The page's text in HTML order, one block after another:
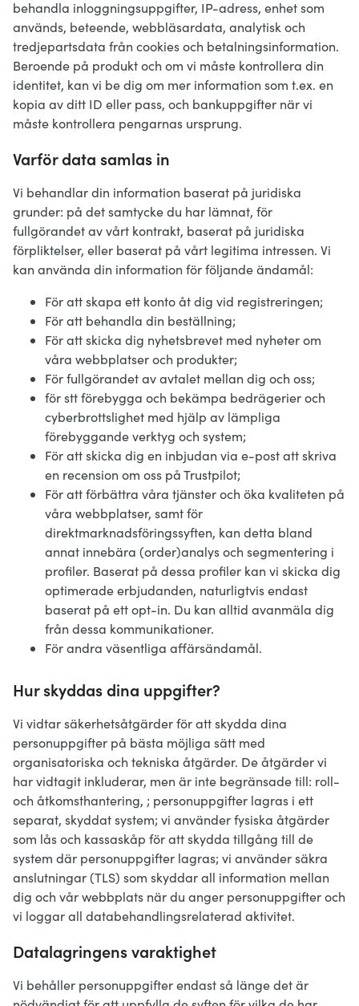
behandla inloggningsuppgifter, IP-adress, enhet som
används, beteende, webbläsardata, analytisk och
tredjepartsdata från cookies och betalningsinformation.
Beroende på produkt och om vi måste kontrollera din
identitet, kan vi be dig om mer information som t.ex. en
kopia av ditt ID eller pass, och bankuppgifter när vi
måste kontrollera pengarnas ursprung.
Varför data samlas in
Vi behandlar din information baserat på juridiska
grunder: på det samtycke du har lämnat, för
fullgörandet av vårt kontrakt, baserat på juridiska
förpliktelser, eller baserat på vårt legitima intressen. Vi
kan använda din information för följande ändamål:
För att skapa ett konto åt dig vid registreringen;
För att behandla din beställning;
För att skicka dig nyhetsbrevet med nyheter om
våra webbplatser och produkter;
För fullgörandet av avtalet mellan dig och oss;
för stt förebygga och bekämpa bedrägerier och
cyberbrottslighet med hjälp av lämpliga
förebyggande verktyg och system;
För att skicka dig en inbjudan via e-post att skriva
en recension om oss på Trustpilot;
För att förbättra våra tjänster och öka kvaliteten på
våra webbplatser, samt för
direktmarknadsföringssyften, kan detta bland
annat innebära (order)analys och segmentering i
profiler. Baserat på dessa profiler kan vi skicka dig
optimerade erbjudanden, naturligtvis endast
baserat på ett opt-in. Du kan alltid avanmäla dig
från dessa kommunikationer.
För andra väsentliga affärsändamål.
Hur skyddas dina uppgifter?
Vi vidtar säkerhetsåtgärder för att skydda dina
personuppgifter på bästa möjliga sätt med
organisatoriska och tekniska åtgärder. De åtgärder vi
har vidtagit inkluderar, men är inte begränsade till: roll-
och åtkomsthantering, ; personuppgifter lagras i ett
separat, skyddat system; vi använder fysiska åtgärder
som lås och kassaskåp för att skydda tillgång till de
system där personuppgifter lagras; vi använder säkra
anslutningar (TLS) som skyddar all information mellan
dig och vår webbplats när du anger personuppgifter och
vi loggar all databehandlingsrelaterad aktivitet.
Datalagringens varaktighet
Vi behåller personuppgifter endast så länge det är